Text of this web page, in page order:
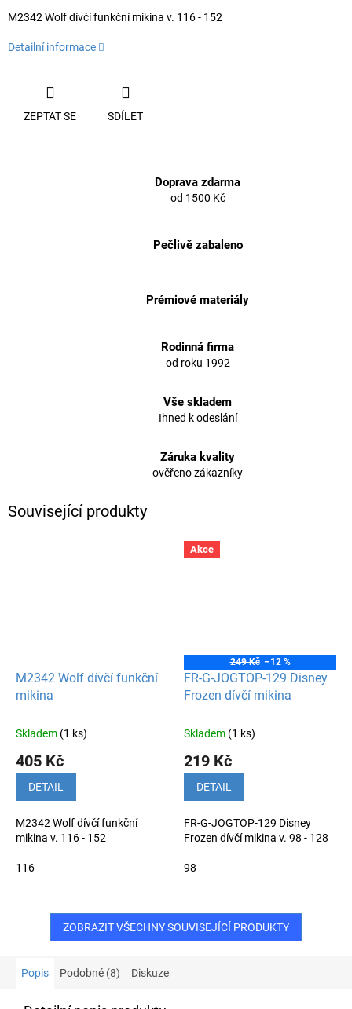
M2342 Wolf dívčí funkční mikina v. 116 - 152
Detailní informace
ZEPTAT SE SDÍLET
Doprava zdarma
od 1500 Kč
Pečlivě zabaleno
Prémiové materiály
Rodinná firma
od roku 1992
Vše skladem
Ihned k odeslání
Záruka kvality
ověřeno zákazníky
Související produkty
M2342 Wolf dívčí funkční
mikina
Skladem (1 ks)
405 Kč
DETAIL
M2342 Wolf dívčí funkční
mikina v. 116 - 152
116
Akce
249 Kč –12 %
FR-G-JOGTOP-129 Disney
Frozen dívčí mikina
Skladem (1 ks)
219 Kč
DETAIL
FR-G-JOGTOP-129 Disney
Frozen dívčí mikina v. 98 - 128
98
ZOBRAZIT VŠECHNY SOUVISEJÍCÍ PRODUKTY
Popis Podobné (8) Diskuze